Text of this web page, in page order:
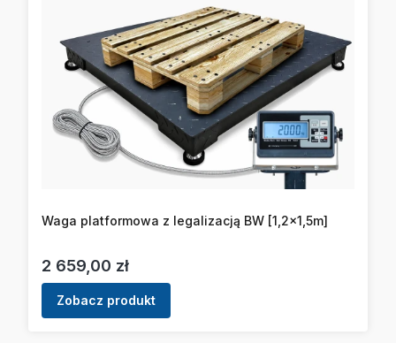
Waga platformowa z legalizacją BW [1,2x1,5m]
Cena
2 659,00 zł
Zobacz produkt